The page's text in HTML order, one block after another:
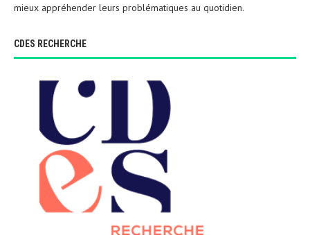
mieux appréhender leurs problématiques au quotidien.
CDES RECHERCHE